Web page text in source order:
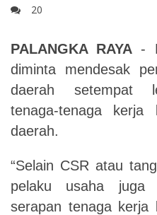
20
PALANGKA RAYA -
diminta mendesak
daerah setempat
tenaga-tenaga
daerah.
“Selain CSR atau
pelaku usaha juga
serapan tenaga kerja